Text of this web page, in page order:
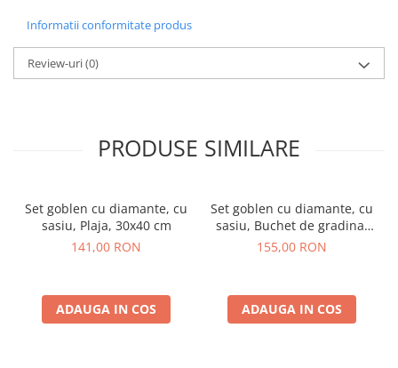
Informatii conformitate produs
Review-uri(0)
PRODUSE SIMILARE
Set goblen cu diamante, cu
sasiu, Plaja, 30x40 cm
141,00 RON
ADAUGA IN COS
Set goblen cu diamante, cu
sasiu, Buchet de gradina,
40x50 cm
155,00 RON
ADAUGA IN COS